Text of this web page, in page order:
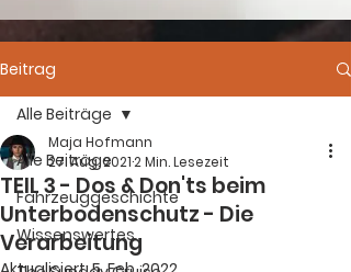
Beitrag
Alle Beiträge
Fahrzeuggeschichte
Wissenswertes
Alle Beiträge
TEIL 3 - Dos & Don'ts beim
Unterbodenschutz - Die
Verarbeitung
Maja Hofmann
27. Aug. 20212 Min. Lesezeit